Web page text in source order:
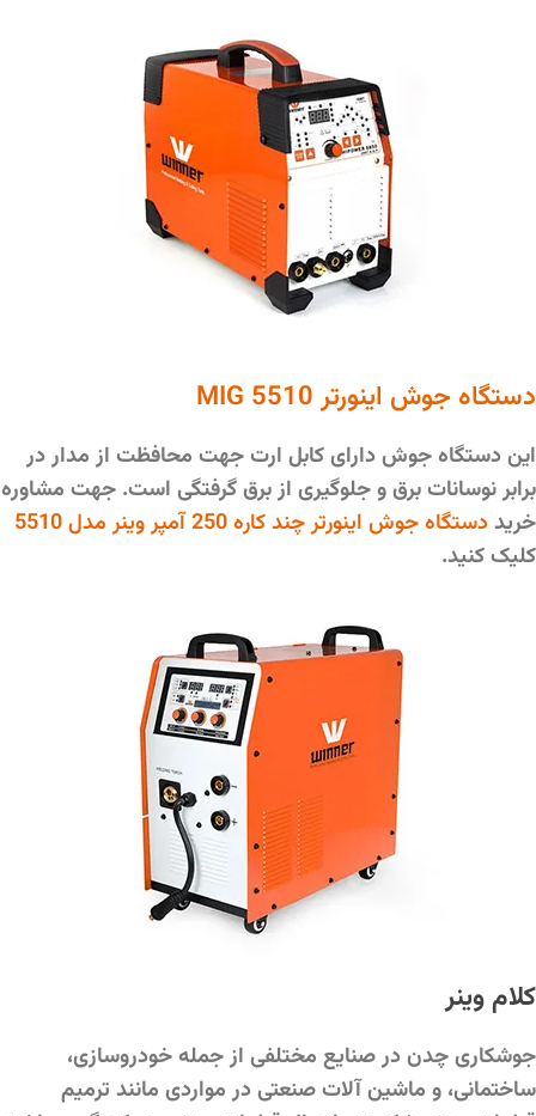
دستگاه جوش اینورتر MIG 5510
این دستگاه جوش دارای کابل ارت جهت محافظت از مدار در
برابر نوسانات برق و جلوگیری از برق گرفتگی است. جهت مشاوره
خرید دستگاه جوش اینورتر چند کاره 250 آمپر وینر مدل 5510
کلیک کنید.
کلام وینر
جوشکاری چدن در صنایع مختلفی از جمله خودروسازی،
ساختمانی، و ماشین‌ آلات صنعتی در مواردی مانند ترمیم